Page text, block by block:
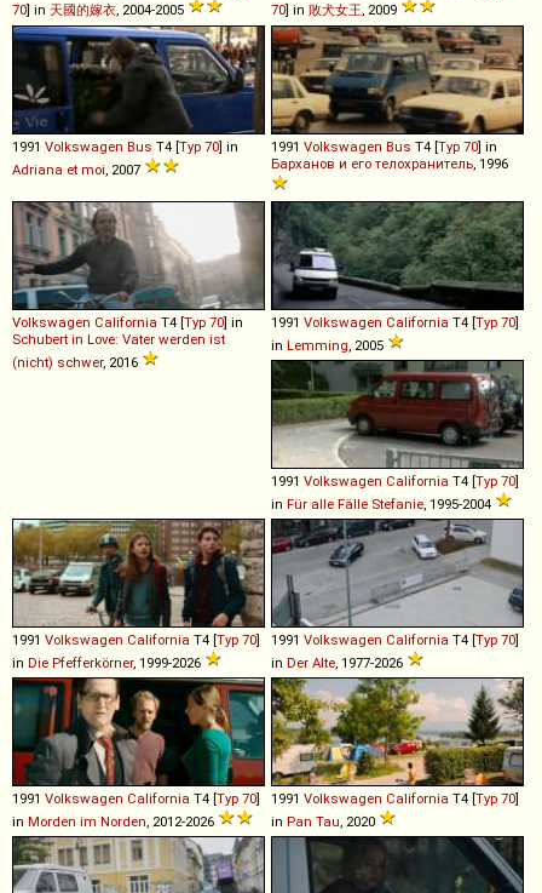
70] in 天國的嫁衣, 2004-2005
70] in 敗犬女王, 2009
1991 Volkswagen Bus T4 [Typ 70] in
Adriana et moi, 2007
1991 Volkswagen Bus T4 [Typ 70] in
Барханов и его телохранитель, 1996
Volkswagen California T4 [Typ 70] in
Schubert in Love: Vater werden ist
(nicht) schwer, 2016
1991 Volkswagen California T4 [Typ 70]
in Lemming, 2005
1991 Volkswagen California T4 [Typ 70]
in Für alle Fälle Stefanie, 1995-2004
1991 Volkswagen California T4 [Typ 70]
in Die Pfefferkörner, 1999-2026
1991 Volkswagen California T4 [Typ 70]
in Der Alte, 1977-2026
1991 Volkswagen California T4 [Typ 70]
in Morden im Norden, 2012-2026
1991 Volkswagen California T4 [Typ 70]
in Pan Tau, 2020